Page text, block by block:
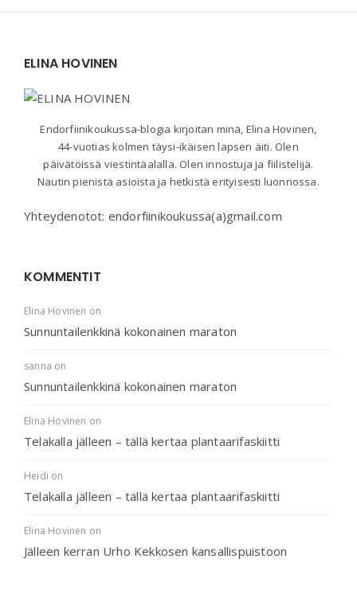
ELINA HOVINEN
Endorfiinikoukussa-blogia kirjoitan minä, Elina Hovinen,
44-vuotias kolmen täysi-ikäisen lapsen äiti. Olen
päivätöissä viestintäalalla. Olen innostuja ja fiilistelijä.
Nautin pienistä asioista ja hetkistä erityisesti luonnossa.
Yhteydenotot: endorfiinikoukussa(a)gmail.com
KOMMENTIT
Elina Hovinen on
Sunnuntailenkkinä kokonainen maraton
sanna on
Sunnuntailenkkinä kokonainen maraton
Elina Hovinen on
Telakalla jälleen – tällä kertaa plantaarifaskiitti
Heidi on
Telakalla jälleen – tällä kertaa plantaarifaskiitti
Elina Hovinen on
Jälleen kerran Urho Kekkosen kansallispuistoon